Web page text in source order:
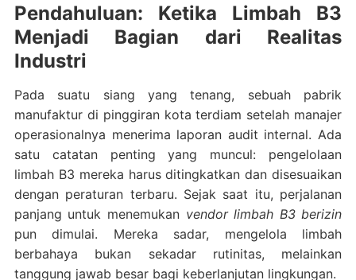
Pendahuluan: Ketika Limbah B3
Menjadi Bagian dari Realitas
Industri
Pada suatu siang yang tenang, sebuah pabrik
manufaktur di pinggiran kota terdiam setelah manajer
operasionalnya menerima laporan audit internal. Ada
satu catatan penting yang muncul: pengelolaan
limbah B3 mereka harus ditingkatkan dan disesuaikan
dengan peraturan terbaru. Sejak saat itu, perjalanan
panjang untuk menemukan vendor limbah B3 berizin
pun dimulai. Mereka sadar, mengelola limbah
berbahaya bukan sekadar rutinitas, melainkan
tanggung jawab besar bagi keberlanjutan lingkungan.